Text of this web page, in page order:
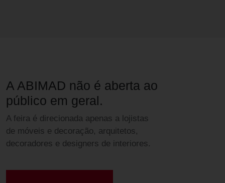
A ABIMAD não é aberta ao
público em geral.
A feira é direcionada apenas a lojistas
de móveis e decoração, arquitetos,
decoradores e designers de interiores.